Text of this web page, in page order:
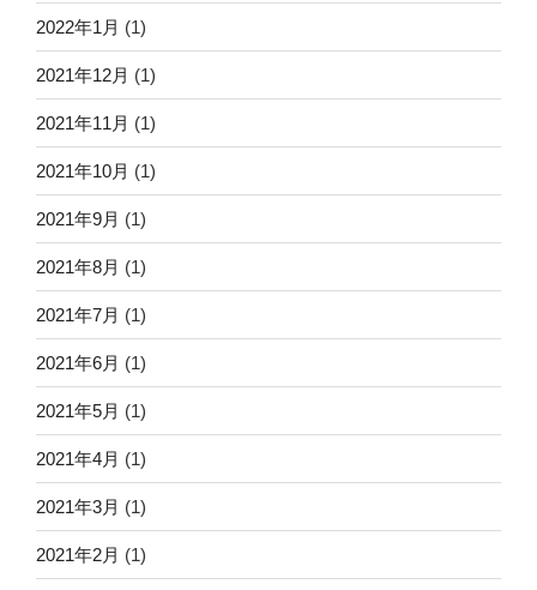
2022年1月 (1)
2021年12月 (1)
2021年11月 (1)
2021年10月 (1)
2021年9月 (1)
2021年8月 (1)
2021年7月 (1)
2021年6月 (1)
2021年5月 (1)
2021年4月 (1)
2021年3月 (1)
2021年2月 (1)